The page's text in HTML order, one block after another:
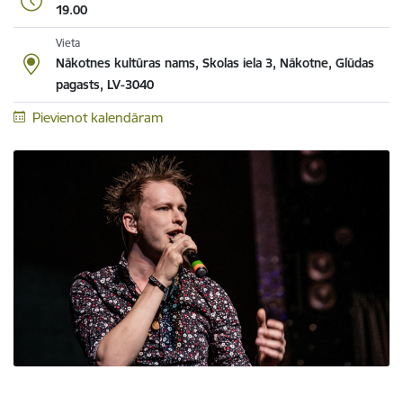
19.00
Vieta
Nākotnes kultūras nams, Skolas iela 3, Nākotne, Glūdas
pagasts, LV-3040
Pievienot kalendāram